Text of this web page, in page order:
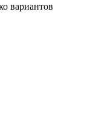
вариантов